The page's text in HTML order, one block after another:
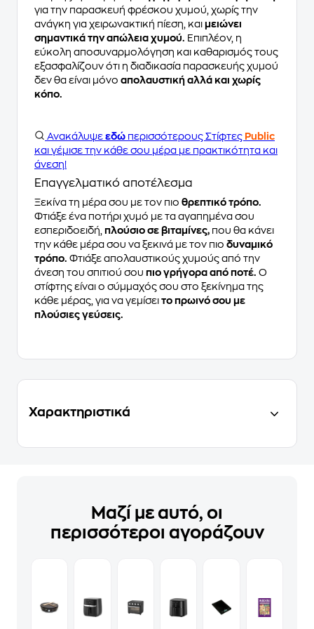
για την παρασκευή φρέσκου χυμού, χωρίς την
ανάγκη για χειρωνακτική πίεση, και μειώνει
σημαντικά την απώλεια χυμού.
Επιπλέον, η
εύκολη αποσυναρμολόγηση και καθαρισμός τους
εξασφαλίζουν ότι η διαδικασία παρασκευής χυμού
δεν θα είναι μόνο απολαυστική αλλά και χωρίς
κόπο.
Ανακάλυψε εδώ περισσότερους Στίφτες Public
και γέμισε την κάθε σου μέρα με πρακτικότητα και
άνεση!
Επαγγελματικό αποτέλεσμα
Ξεκίνα τη μέρα σου με τον πιο θρεπτικό τρόπο.
Φτιάξε ένα ποτήρι χυμό με τα αγαπημένα σου
εσπεριδοειδή, πλούσιο σε βιταμίνες, που θα κάνει
την κάθε μέρα σου να ξεκινά με τον πιο δυναμικό
τρόπο. Φτιάξε απολαυστικούς χυμούς από την
άνεση του σπιτιού σου πιο γρήγορα από ποτέ. Ο
στίφτης είναι ο σύμμαχός σου στο ξεκίνημα της
κάθε μέρας, για να γεμίσει το πρωινό σου με
πλούσιες γεύσεις.
Χαρακτηριστικά
Μαζί με αυτό, οι
περισσότεροι αγοράζουν